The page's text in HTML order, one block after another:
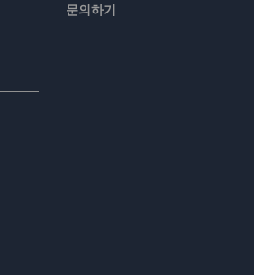
문의하기